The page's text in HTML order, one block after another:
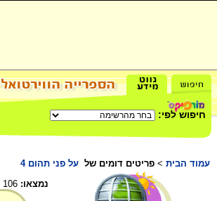
חיפוש לפי:
עמוד הבית > פריטים דומים של על פני תהום 4
נמצאו: